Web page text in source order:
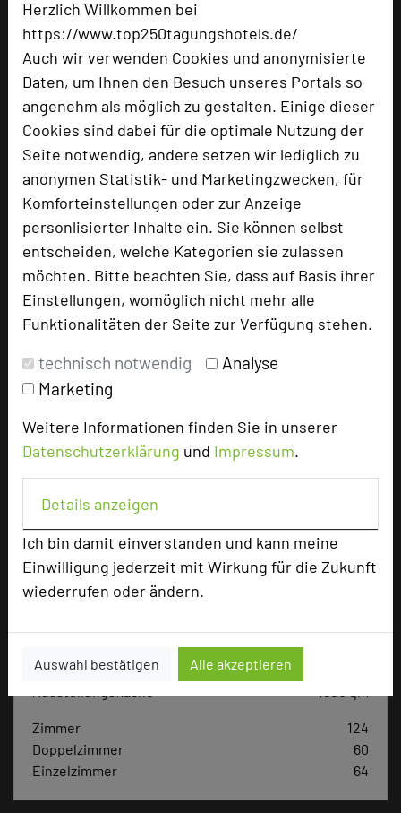
Herzlich Willkommen bei
https://www.top250tagungshotels.de/
Auch wir verwenden Cookies und anonymisierte
Daten, um Ihnen den Besuch unseres Portals so
angenehm als möglich zu gestalten. Einige dieser
Cookies sind dabei für die optimale Nutzung der
Seite notwendig, andere setzen wir lediglich zu
anonymen Statistik- und Marketingzwecken, für
Komforteinstellungen oder zur Anzeige
personlisierter Inhalte ein. Sie können selbst
entscheiden, welche Kategorien sie zulassen
möchten. Bitte beachten Sie, dass auf Basis ihrer
Einstellungen, womöglich nicht mehr alle
Funktionalitäten der Seite zur Verfügung stehen.
technisch notwendig
Analyse
Marketing
Weitere Informationen finden Sie in unserer
Datenschutzerklärung und Impressum.
Details anzeigen
Ich bin damit einverstanden und kann meine
Einwilligung jederzeit mit Wirkung für die Zukunft
wiederrufen oder ändern.
Auswahl bestätigen Alle akzeptieren
72213 Altensteig/Wart
+49 7458 771-0
Email
language Homepage
zur Tagungsanfrage hinzufügen add_circle
Bewertung
Tagungsplaner
Hotel bewerten
Hoteldaten
Max. Tagungskapazität (Personen)
U-Form
Reihenbestuhlung
950
Tagungsräume
Ausstellungsfläche 1500 qm
Zimmer
124
Doppelzimmer
60
Einzelzimmer
64